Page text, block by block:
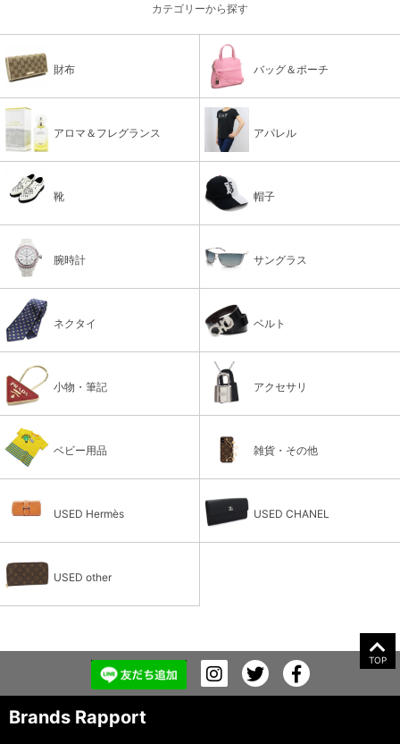
カテゴリーから探す
財布 バッグ＆ポーチ
アロマ＆フレグランス アパレル
靴 帽子
腕時計 サングラス
ネクタイ ベルト
小物・筆記 アクセサリ
ベビー用品 雑貨・その他
USED Hermès USED CHANEL
USED other
TOP
Brands Rapport